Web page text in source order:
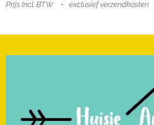
Prijs Incl. BTW exclusief verzendkosten